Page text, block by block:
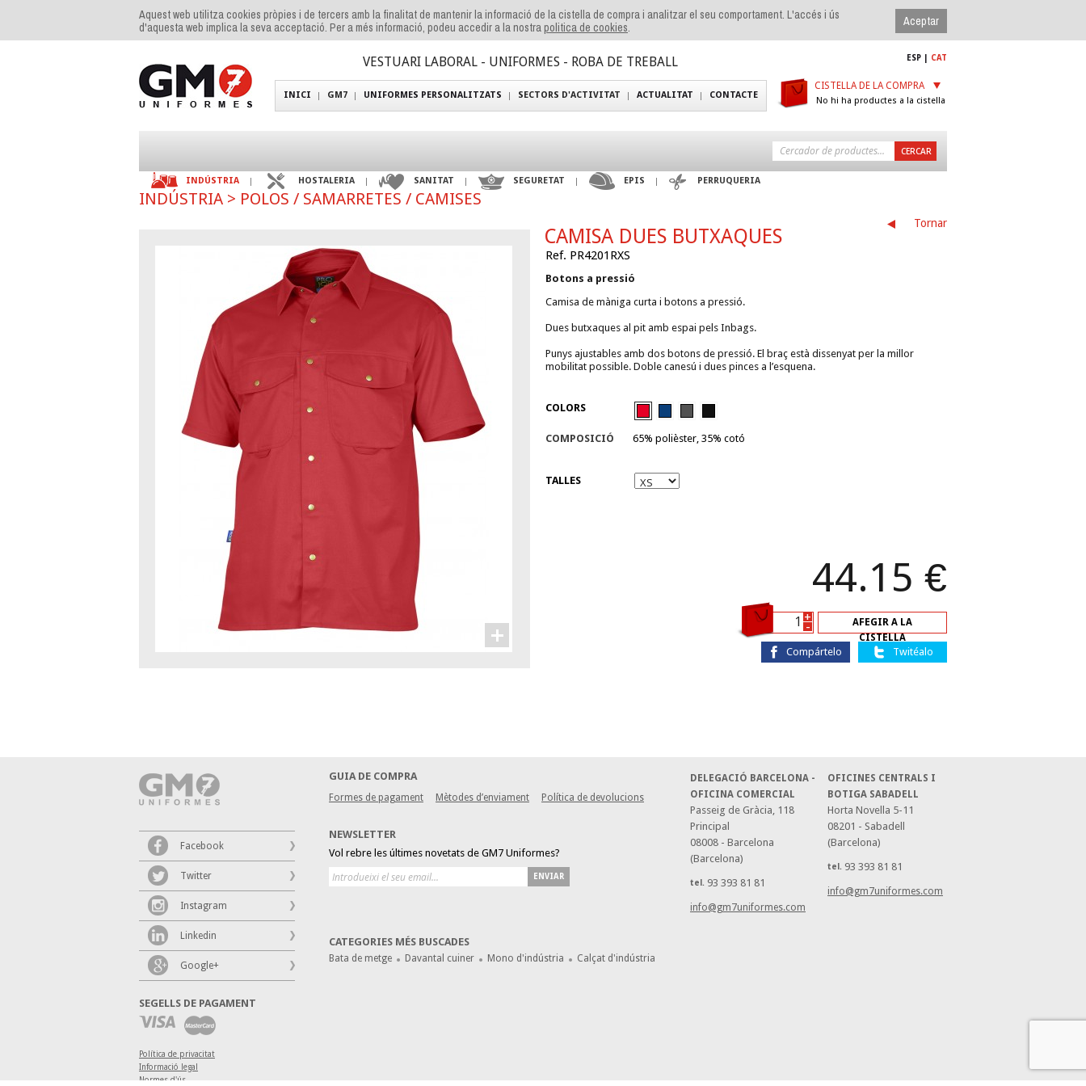
Aquest web utilitza cookies pròpies i de tercers amb la finalitat de mantenir la informació de la cistella de compra i analitzar el seu comportament. L'accés i ús
d'aquesta web implica la seva acceptació. Per a més informació, podeu accedir a la nostrapolitica de cookies.
VESTUARI LABORAL - UNIFORMES - ROBA DE TREBALL ESP CAT
CISTELLA DE LA COMPRA
No hi ha productes a la cistella
INICI GM7 UNIFORMES PERSONALITZATS SECTORS D'ACTIVITAT ACTUALITAT CONTACTE
INDÚSTRIA HOSTALERIA SANITAT SEGURETAT EPIS PERRUQUERIA
INDÚSTRIA > POLOS / SAMARRETES / CAMISES
Tornar
CAMISA DUES BUTXAQUES
Ref. PR4201RXS
Botons a pressió
Camisa de màniga curta i botons a pressió.
Dues butxaques al pit amb espai pels Inbags.
Punys ajustables amb dos botons de pressió. El braç està dissenyat per la millor
mobilitat possible. Doble canesú i dues pinces a l’esquena.
COLORS
COMPOSICIÓ 65% polièster, 35% cotó
TALLES
44.15 €
AFEGIR A LA
CISTELLA
+
-
Compártelo Twitéalo
Facebook
Twitter
Instagram
Linkedin
Google+
SEGELLS DE PAGAMENT
Política de privacitat
Informació legal
Normes d'ús
OFICINES CENTRALS I
BOTIGA SABADELL
Horta Novella 5-11
08201 - Sabadell
(Barcelona)
tel. 93 393 81 81
info@gm7uniformes.com
DELEGACIÓ BARCELONA -
OFICINA COMERCIAL
Passeig de Gràcia, 118
Principal
08008 - Barcelona
(Barcelona)
tel. 93 393 81 81
info@gm7uniformes.com
GUIA DE COMPRA
Formes de pagament Mètodes d’enviament Política de devolucions
NEWSLETTER
Vol rebre les últimes novetats de GM7 Uniformes?
ENVIAR
CATEGORIES MÉS BUSCADES
Bata de metge Davantal cuiner Mono d'indústria Calçat d'indústria